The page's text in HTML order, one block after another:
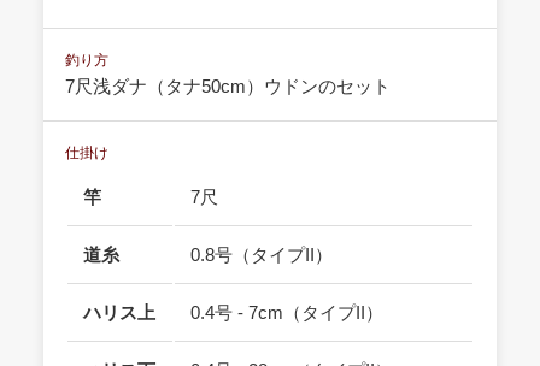
釣り方
7尺浅ダナ（タナ50cm）ウドンのセット
仕掛け
竿 7尺
道糸 0.8号（タイプII）
ハリス上 0.4号 - 7cm（タイプII）